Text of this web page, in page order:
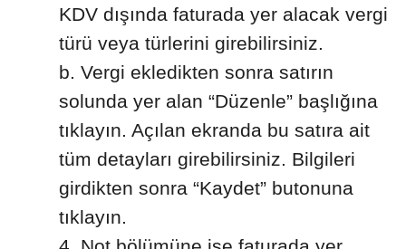
KDV dışında faturada yer alacak vergi
türü veya türlerini girebilirsiniz.
b. Vergi ekledikten sonra satırın
solunda yer alan “Düzenle” başlığına
tıklayın. Açılan ekranda bu satıra ait
tüm detayları girebilirsiniz. Bilgileri
girdikten sonra “Kaydet” butonuna
tıklayın.